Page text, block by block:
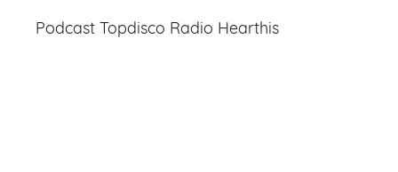
Podcast Topdisco Radio Hearthis